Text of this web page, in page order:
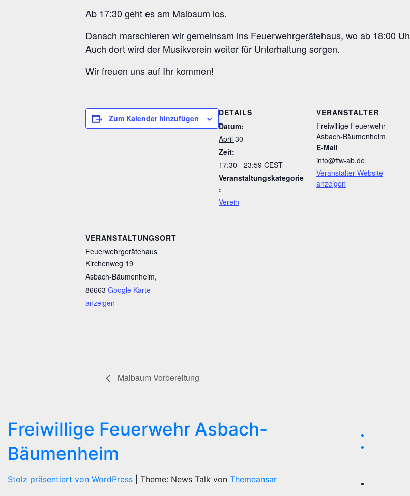
Ab 17:30 geht es am Maibaum los.
Danach marschieren wir gemeinsam ins Feuerwehrgerätehaus, wo ab 18:00
Auch dort wird der Musikverein weiter für Unterhaltung sorgen.
Wir freuen uns auf Ihr kommen!
Zum Kalender hinzufügen
DETAILS
Datum:
April 30
Zeit:
17:30 - 23:59 CEST
Veranstaltungskategorie
:
Verein
VERANSTALTER
Freiwillige Feuerwehr
Asbach-Bäumenheim
E-Mail
info@ffw-ab.de
Veranstalter-Website
anzeigen
VERANSTALTUNGSORT
Feuerwehrgerätehaus
Kirchenweg 19
Asbach-Bäumenheim,
86663 Google Karte
anzeigen
Maibaum Vorbereitung
Freiwillige Feuerwehr Asbach-
Bäumenheim
Stolz präsentiert von WordPress Theme: News Talk von Themeansar